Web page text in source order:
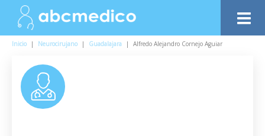
Inicio | Neurocirujano | Guadalajara | Alfredo Alejandro Cornejo Aguiar